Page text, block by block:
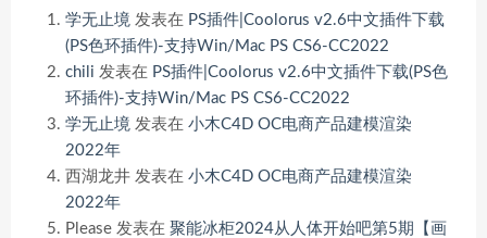
学无止境 发表在 PS插件|Coolorus v2.6中文插件下载
(PS色环插件)-支持Win/Mac PS CS6-CC2022
chili 发表在 PS插件|Coolorus v2.6中文插件下载(PS色
环插件)-支持Win/Mac PS CS6-CC2022
学无止境 发表在 小木C4D OC电商产品建模渲染
2022年
西湖龙井 发表在 小木C4D OC电商产品建模渲染
2022年
Please 发表在 聚能冰柜2024从人体开始吧第5期【画